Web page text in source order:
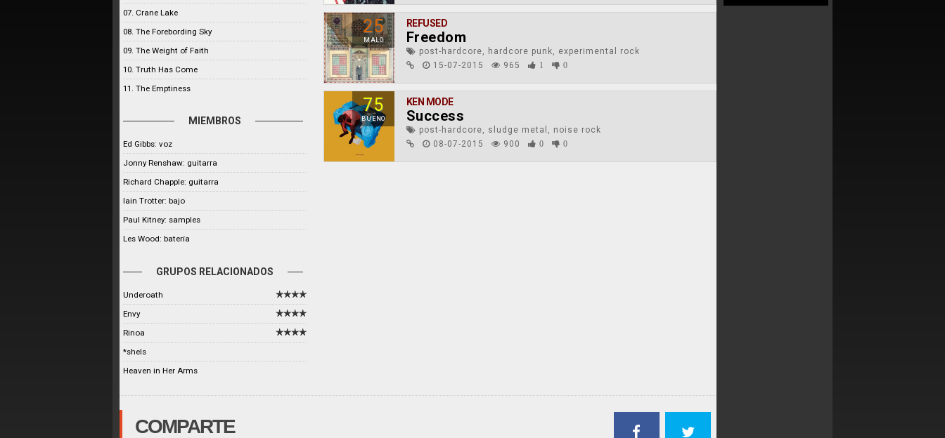
07. Crane Lake
08. The Forebording Sky
09. The Weight of Faith
10. Truth Has Come
11. The Emptiness
MIEMBROS
Ed Gibbs: voz
Jonny Renshaw: guitarra
Richard Chapple: guitarra
Iain Trotter: bajo
Paul Kitney: samples
Les Wood: batería
GRUPOS RELACIONADOS
Underoath
Envy
Rinoa
*shels
Heaven in Her Arms
25
MALO
REFUSED
Freedom
post-hardcore, hardcore punk, experimental rock
15-07-2015
965 1 0
75
BUENO
KEN MODE
Success
post-hardcore, sludge metal, noise rock
08-07-2015
900 0 0
COMPARTE